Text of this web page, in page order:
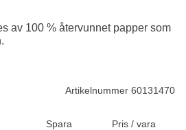
Artikelnummer 60131470
Spara Pris / vara
av 100 % återvunnet papper som